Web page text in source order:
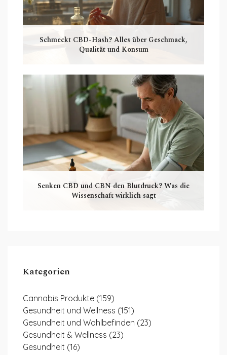
Schmeckt CBD-Hash? Alles über Geschmack,
Qualität und Konsum
Senken CBD und CBN den Blutdruck? Was die
Wissenschaft wirklich sagt
Kategorien
Cannabis Produkte (159)
Gesundheit und Wellness (151)
Gesundheit und Wohlbefinden (23)
Gesundheit & Wellness (23)
Gesundheit (16)